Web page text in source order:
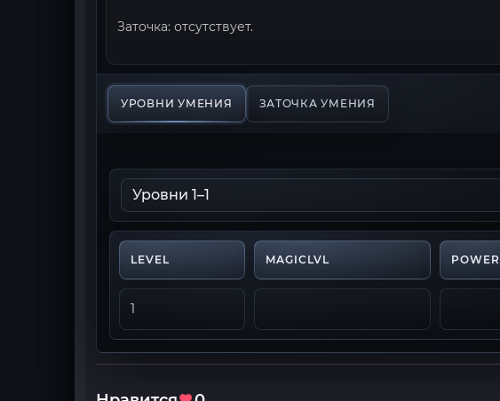
Заточка: отсутствует.
УРОВНИ УМЕНИЯ ЗАТОЧКА УМЕНИЯ
LEVEL MAGICLVL POWER
1